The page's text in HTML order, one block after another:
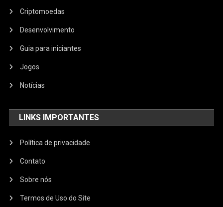
Criptomoedas
Desenvolvimento
Guia para iniciantes
Jogos
Notícias
LINKS IMPORTANTES
Política de privacidade
Contato
Sobre nós
Termos de Uso do Site